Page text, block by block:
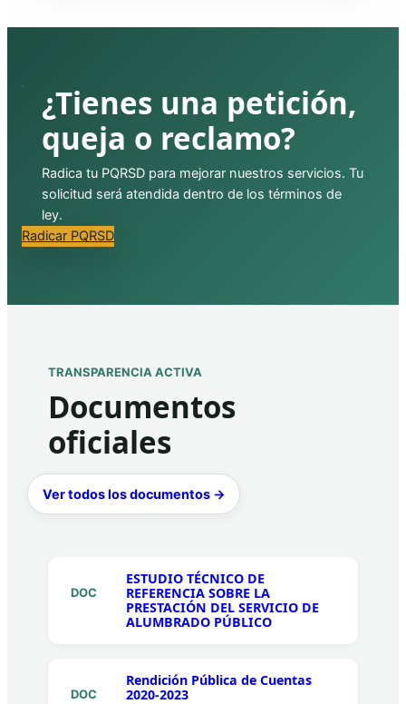
¿Tienes una petición,
queja o reclamo?
Radica tu PQRSD para mejorar nuestros servicios. Tu
solicitud será atendida dentro de los términos de
ley.
Radicar PQRSD
TRANSPARENCIA ACTIVA
Documentos
oficiales
Ver todos los documentos →
DOC
ESTUDIO TÉCNICO DE
REFERENCIA SOBRE LA
PRESTACIÓN DEL SERVICIO DE
ALUMBRADO PÚBLICO
DOC
Rendición Pública de Cuentas
2020-2023